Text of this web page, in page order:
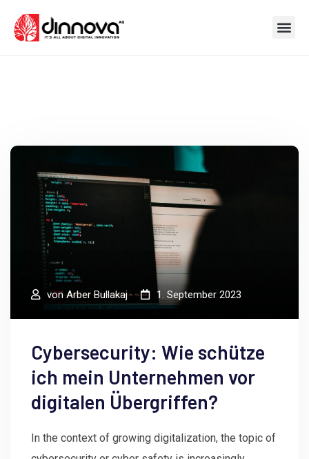
vonArber Bullakaj 1. September 2023
Cybersecurity: Wie schütze
ich mein Unternehmen vor
digitalen Übergriffen?
In the context of growing digitalization, the topic of